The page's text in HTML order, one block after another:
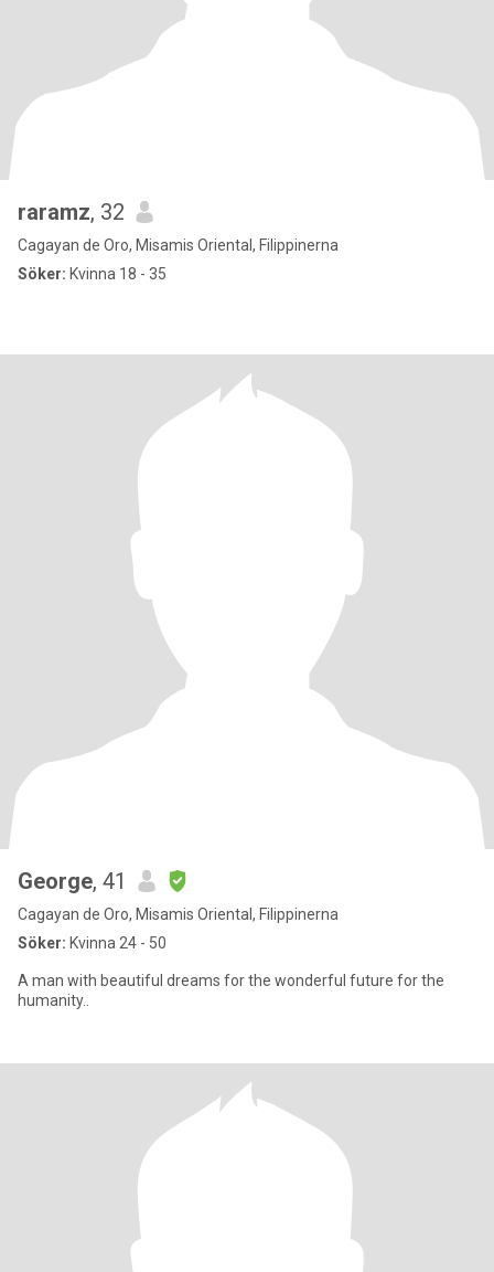
raramz, 32
Cagayan de Oro, Misamis Oriental, Filippinerna
Söker: Kvinna 18 - 35
George, 41
Cagayan de Oro, Misamis Oriental, Filippinerna
Söker: Kvinna 24 - 50
A man with beautiful dreams for the wonderful future for the
humanity..